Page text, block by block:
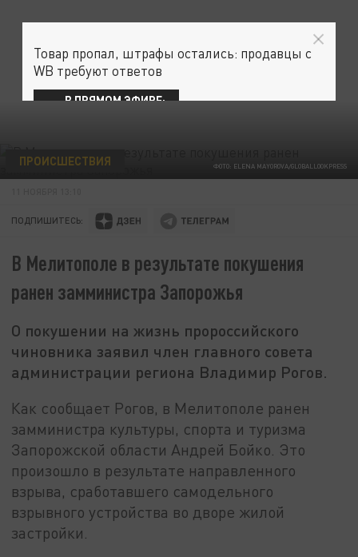
ФОТО: ELENA MAYOROVA/GLOBALLOOKPRESS
ПРОИСШЕСТВИЯ
ПОДПИШИТЕСЬ:
В Мелитополе в результате покушения
ранен замминистра Запорожья
О покушении на жизнь пророссийского
чиновника заявил член главного совета
администрации региона Владимир Рогов.
Как сообщает Рогов, в Мелитополе ранен
замминистра культуры, спорта и туризма
Запорожской области Андрей Бойко. Это
произошло в результате направленного
взрыва, сработавшего самодельного
взрывного устройства во дворе жилой
застройки.
Товар пропал, штрафы остались: продавцы с
WB требуют ответов
В ПРЯМОМ ЭФИРЕ: